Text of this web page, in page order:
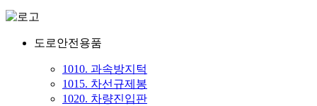
도로안전용품
1010. 과속방지턱
1015. 차선규제봉
1020. 차량진입판